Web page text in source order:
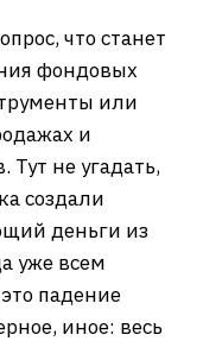
что станет
фондовых
или
и
Тут не угадать,
создали
деньги из
уже всем
падение
иное: весь